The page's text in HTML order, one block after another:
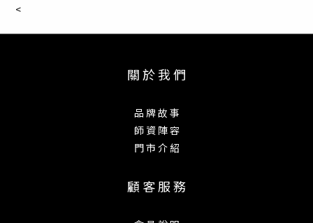
<
關 於 我 們
品 牌 故 事
師 資 陣 容
門 市 介 紹
顧 客 服 務